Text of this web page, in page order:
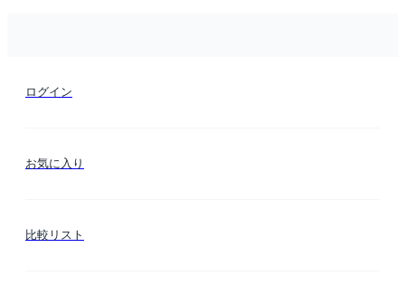
ログイン
お気に入り
比較リスト